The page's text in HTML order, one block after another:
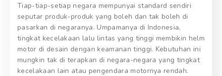
Tiap-tiap-setiap negara mempunyai standard sendiri
seputar produk-produk yang boleh dan tak boleh di
pasarkan di negaranya. Umpamanya di Indonesia,
tingkat kecelakaan lalu lintas yang tinggi membikin helm
motor di desain dengan keamanan tinggi. Kebutuhan ini
mungkin tak di terapkan di negara-negara yang tingkat
kecelakaan lain atau pengendara motornya rendah.